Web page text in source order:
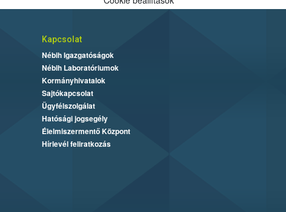
Kapcsolat
Nébih Igazgatóságok
Nébih Laboratóriumok
Kormányhivatalok
Sajtókapcsolat
Ügyfélszolgálat
Hatósági jogsegély
Élelmiszermentő Központ
Hírlevél feliratkozás